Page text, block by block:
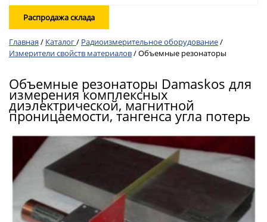
Распродажа склада
Главная / Каталог/ Радиоизмерительное оборудование/
Измерители свойств материалов/Объемные резонаторы
Объемные резонаторы Damaskos для
измерения комплексных
диэлектрической, магнитной
проницаемости, тангенса угла потерь